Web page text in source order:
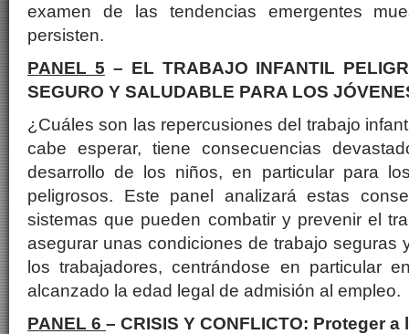
examen de las tendencias emergentes
persisten.
PANEL 5 – EL TRABAJO INFANTIL
SEGURO Y SALUDABLE PARA LOS
¿Cuáles son las repercusiones del trabajo
cabe esperar, tiene consecuencias
desarrollo de los niños, en particular para
peligrosos. Este panel analizará estas
sistemas que pueden combatir y prevenir el
asegurar unas condiciones de trabajo seguras
los trabajadores, centrándose en particular
alcanzado la edad legal de admisión al empleo.
PANEL 6 – CRISIS Y CONFLICTO: Proteger